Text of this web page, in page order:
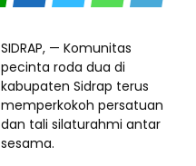
SIDRAP, — Komunitas
pecinta roda dua di
kabupaten Sidrap terus
memperkokoh persatuan
dan tali silaturahmi antar
sesama.